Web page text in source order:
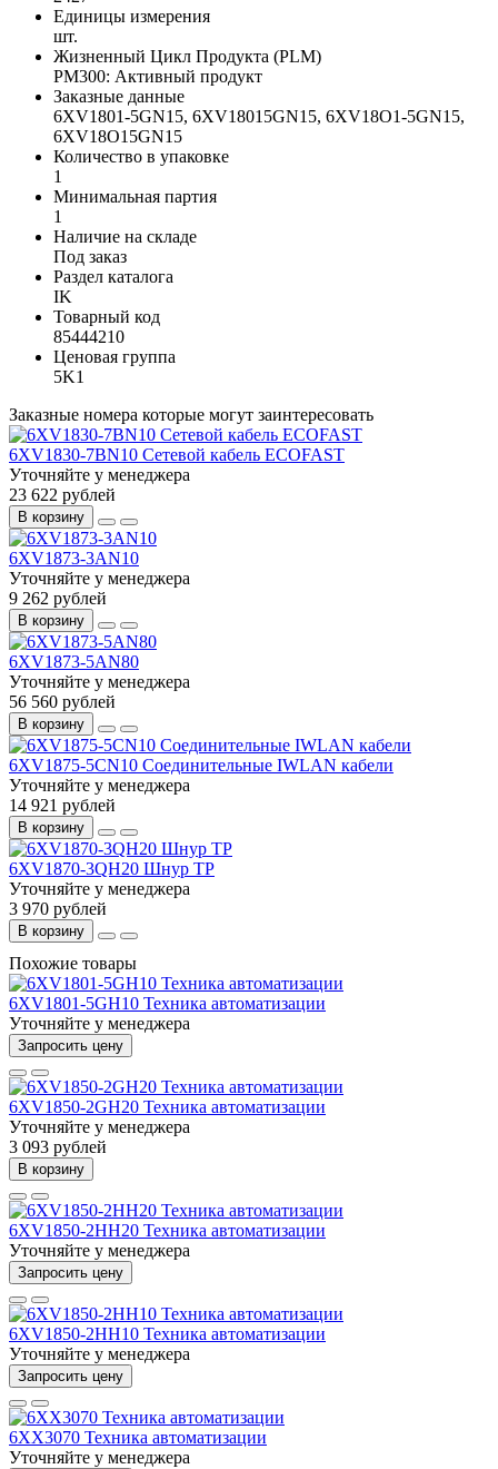
Единицы измерения
шт.
Жизненный Цикл Продукта (PLM)
PM300: Активный продукт
Заказные данные
6XV1801-5GN15, 6XV18015GN15, 6XV18O1-5GN15,
6XV18O15GN15
Количество в упаковке
1
Минимальная партия
1
Наличие на складе
Под заказ
Раздел каталога
IK
Товарный код
85444210
Ценовая группа
5K1
Заказные номера которые могут заинтересовать
6XV1830-7BN10 Сетевой кабель ECOFAST
Уточняйте у менеджера
23 622 рублей
В корзину
6XV1873-3AN10
Уточняйте у менеджера
9 262 рублей
В корзину
6XV1873-5AN80
Уточняйте у менеджера
56 560 рублей
В корзину
6XV1875-5CN10 Соединительные IWLAN кабели
Уточняйте у менеджера
14 921 рублей
В корзину
6XV1870-3QH20 Шнур TP
Уточняйте у менеджера
3 970 рублей
В корзину
Похожие товары
6XV1801-5GH10 Техника автоматизации
Уточняйте у менеджера
Запросить цену
6XV1850-2GH20 Техника автоматизации
Уточняйте у менеджера
3 093 рублей
В корзину
6XV1850-2HH20 Техника автоматизации
Уточняйте у менеджера
Запросить цену
6XV1850-2HH10 Техника автоматизации
Уточняйте у менеджера
Запросить цену
6XX3070 Техника автоматизации
Уточняйте у менеджера